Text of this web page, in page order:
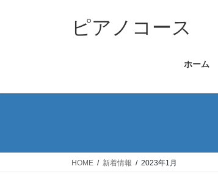
移
ン
ピアノコース
ホーム
HOME 新着情報 2023年1月